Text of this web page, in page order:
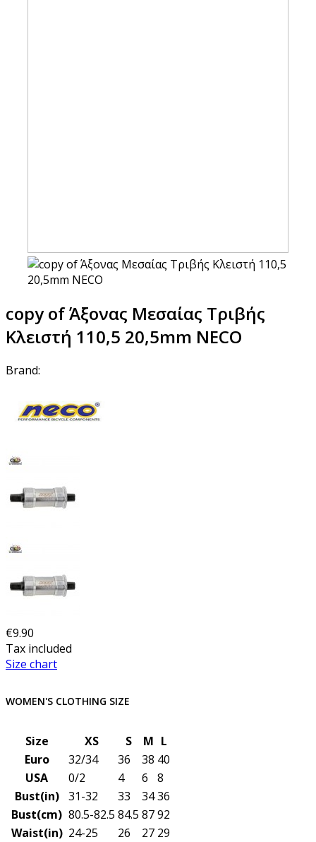
copy of Άξονας Μεσαίας Τριβής
Κλειστή 110,5 20,5mm NECO
Brand:
€9.90
Tax included
Size chart
WOMEN'S CLOTHING SIZE
Size XS S M L
Euro
32/34 36 38 40
USA
0/2 4 6
8
Bust(in)
31-32 33 3436
Bust(cm) 80.5-82.5 84.5 8792
Waist(in) 24-25 26 27 29